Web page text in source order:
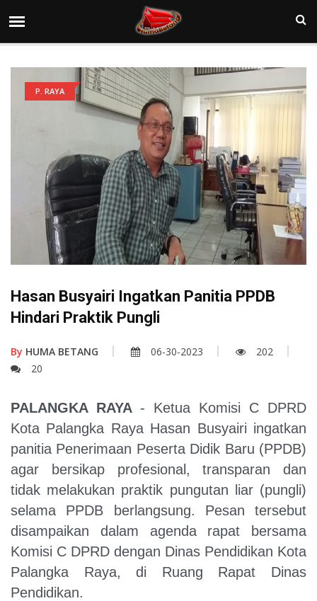
P. RAYA
Hasan Busyairi Ingatkan Panitia PPDB
Hindari Praktik Pungli
By HUMA BETANG 06-30-2023
202
20
PALANGKA RAYA - Ketua Komisi C DPRD
Kota Palangka Raya Hasan Busyairi ingatkan
panitia Penerimaan Peserta Didik Baru (PPDB)
agar bersikap profesional, transparan dan
tidak melakukan praktik pungutan liar (pungli)
selama PPDB berlangsung. Pesan tersebut
disampaikan dalam agenda rapat bersama
Komisi C DPRD dengan Dinas Pendidikan Kota
Palangka Raya, di Ruang Rapat Dinas
Pendidikan.